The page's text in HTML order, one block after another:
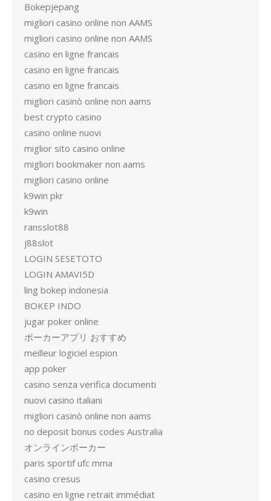
Bokepjepang
migliori casino online non AAMS
migliori casino online non AAMS
casino en ligne francais
casino en ligne francais
casino en ligne francais
migliori casinò online non aams
best crypto casino
casino online nuovi
miglior sito casino online
migliori bookmaker non aams
migliori casino online
k9win pkr
k9win
ransslot88
j88slot
LOGIN SESETOTO
LOGIN AMAVI5D
ling bokep indonesia
BOKEP INDO
jugar poker online
ポーカーアプリ おすすめ
meilleur logiciel espion
app poker
casino senza verifica documenti
nuovi casino italiani
migliori casinò online non aams
no deposit bonus codes Australia
オンラインポーカー
paris sportif ufc mma
casino cresus
casino en ligne retrait immédiat